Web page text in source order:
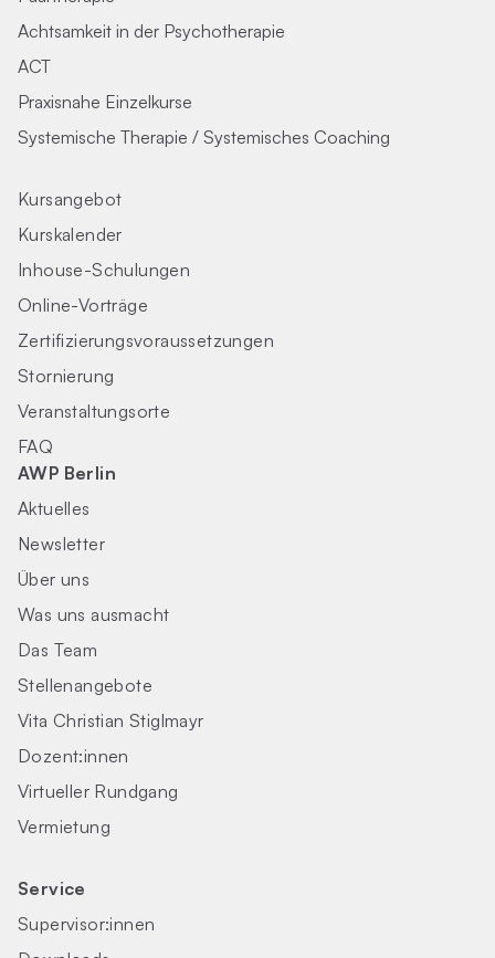
Achtsamkeit in der Psychotherapie
ACT
Praxisnahe Einzelkurse
Systemische Therapie / Systemisches Coaching
Kursangebot
Kurskalender
Inhouse-Schulungen
Online-Vorträge
Zertifizierungs­voraus­setzungen
Stornierung
Veranstaltungsorte
FAQ
AWP Berlin
Aktuelles
Newsletter
Über uns
Was uns ausmacht
Das Team
Stellenangebote
Vita Christian Stiglmayr
Dozent:innen
Virtueller Rundgang
Vermietung
Service
Supervisor:innen